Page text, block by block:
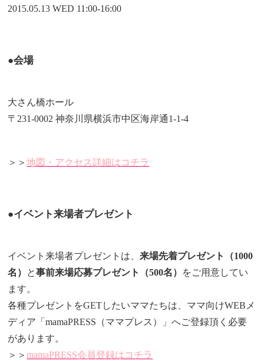
2015.05.13 WED 11:00-16:00
●会場
大さん橋ホール
〒231-0002 神奈川県横浜市中区海岸通1-1-4
＞＞地図・アクセス詳細はコチラ
●イベント来場者プレゼント
イベント来場者プレゼントは、来場先着プレゼント（1000
名） と事前来場応募プレゼント（500名） をご用意してい
ます。
各種プレゼントをGETしたいママたちは、ママ向けWEBメ
ディア「mamaPRESS（ママプレス）」へご登録頂く必要
があります。
＞＞mamaPRESS会員登録はコチラ